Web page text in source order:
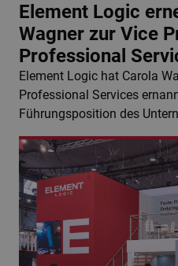
Element Logic
Wagner zur Vice
Professional
Element Logic hat Carola
Professional Services
Führungsposition des